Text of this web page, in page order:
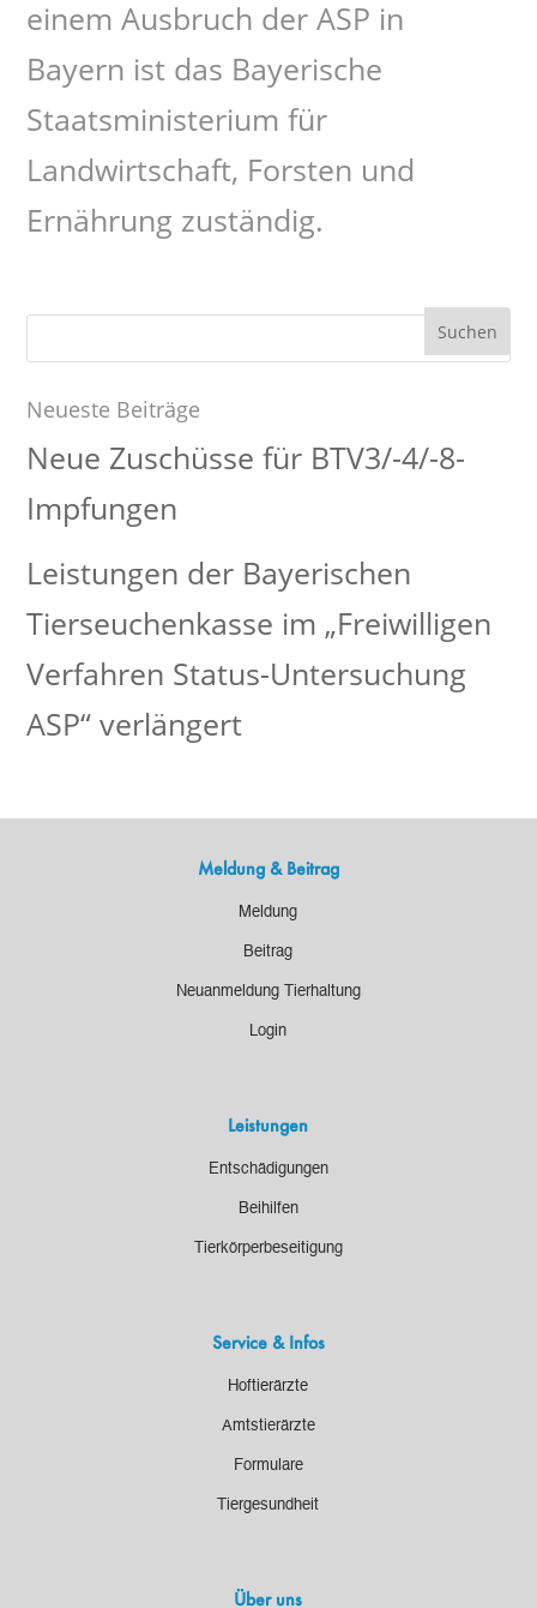
einem Ausbruch der ASP in
Bayern ist das Bayerische
Staatsministerium für
Landwirtschaft, Forsten und
Ernährung zuständig.
Suchen
nach:
Neueste Beiträge
Neue Zuschüsse für BTV3/-4/-8-
Impfungen
Leistungen der Bayerischen
Tierseuchenkasse im „Freiwilligen
Verfahren Status-Untersuchung
ASP“ verlängert
Meldung & Beitrag
Meldung
Beitrag
Neuanmeldung Tierhaltung
Login
Leistungen
Entschädigungen
Beihilfen
Tierkörperbeseitigung
Service & Infos
Hoftierärzte
Amtstierärzte
Formulare
Tiergesundheit
Über uns